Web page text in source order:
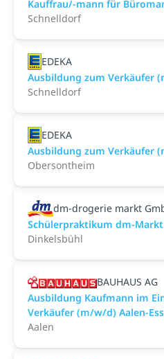
Kauffrau/-mann für
Schnelldorf
EDEKA
Ausbildung zum Verkäufer
Schnelldorf
EDEKA
Ausbildung zum Verkäufer
Obersontheim
dm-drogerie markt
Schülerpraktikum dm-
Dinkelsbühl
BAUHAUS AG
Ausbildung Kaufmann im
Verkäufer (m/w/d) Aalen-
Aalen